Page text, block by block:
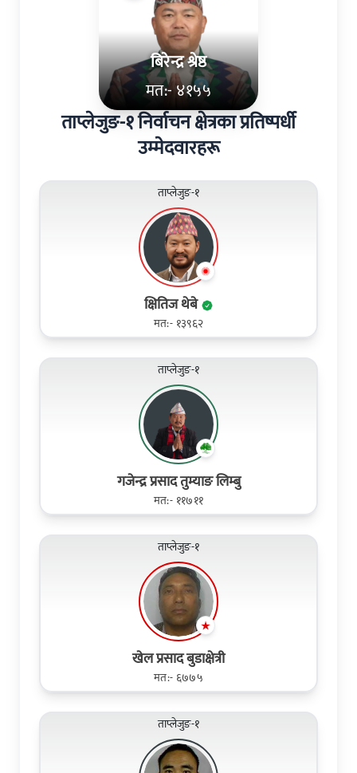
बिरेन्द्र श्रेष्ठ
मत:- ४१५५
ताप्लेजुङ-१ निर्वाचन क्षेत्रका प्रतिष्पर्धी
उम्मेदवारहरू
ताप्लेजुङ-१
क्षितिज थेबे
मत:- १३९६२
ताप्लेजुङ-१
गजेन्द्र प्रसाद तुम्याङ लिम्बु
मत:- ११७११
ताप्लेजुङ-१
खेल प्रसाद बुडाक्षेत्री
मत:- ६७७५
ताप्लेजुङ-१